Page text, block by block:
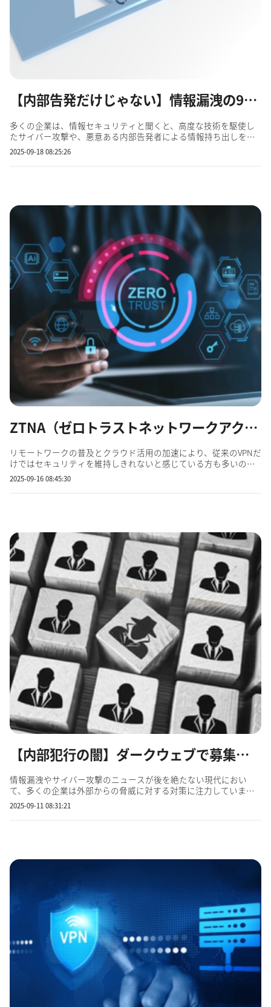
【内部告発だけじゃない】情報漏洩の9割は「うっかり」から？見落としがちな盲点
多くの企業は、情報セキュリティと聞くと、高度な技術を駆使し
たサイバー攻撃や、悪意ある内部告発者による情報持ち出しを想
像するかもしれません。実際、メディアで報じられる情報漏洩事
件の多くは、そうした劇場的なシナリオに基づいています。しか
2025-09-18 08:25:26
ZTNA（ゼロトラストネットワークアクセス）とは？ VPNとの違いや導入メリット・注...
リモートワークの普及とクラウド活用の加速により、従来のVPNだ
けではセキュリティを維持しきれないと感じている方も多いので
はないでしょうか。特に情シス担当者にとって、VPNの設定ミスや
運用負荷、内部不正への対処といった課題は年々深刻化していま
2025-09-16 08:45:30
【内部犯行の闇】ダークウェブで募集される「社内協力者」の恐怖と対策
情報漏洩やサイバー攻撃のニュースが後を絶たない現代におい
て、多くの企業は外部からの脅威に対する対策に注力していま
す。しかし、その陰で静かに、そして巧妙に進められているもう
一つの脅威、「内部犯行」をご存じでしょうか。 ダークウェブと
2025-09-11 08:31:21